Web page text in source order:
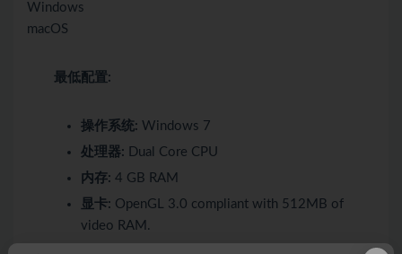
Windows
macOS
最低配置:
操作系统: Windows 7
处理器: Dual Core CPU
内存: 4 GB RAM
显卡: OpenGL 3.0 compliant with 512MB of
video RAM.